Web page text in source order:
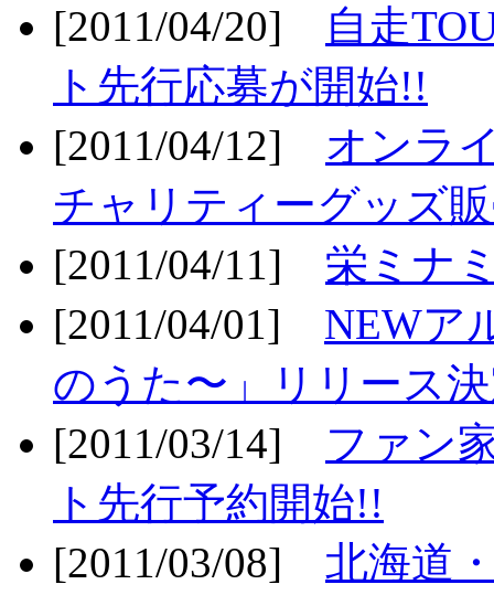
[2011/04/20]
自走
ト先行応募が開始!!
[2011/04/12] オンラ
チャリティーグッズ
[2011/04/11] 栄ミナ
[2011/04/01] NEWア
のうた〜」リリース
[2011/03/14] ファン
ト先行予約開始!!
[2011/03/08] 北海道